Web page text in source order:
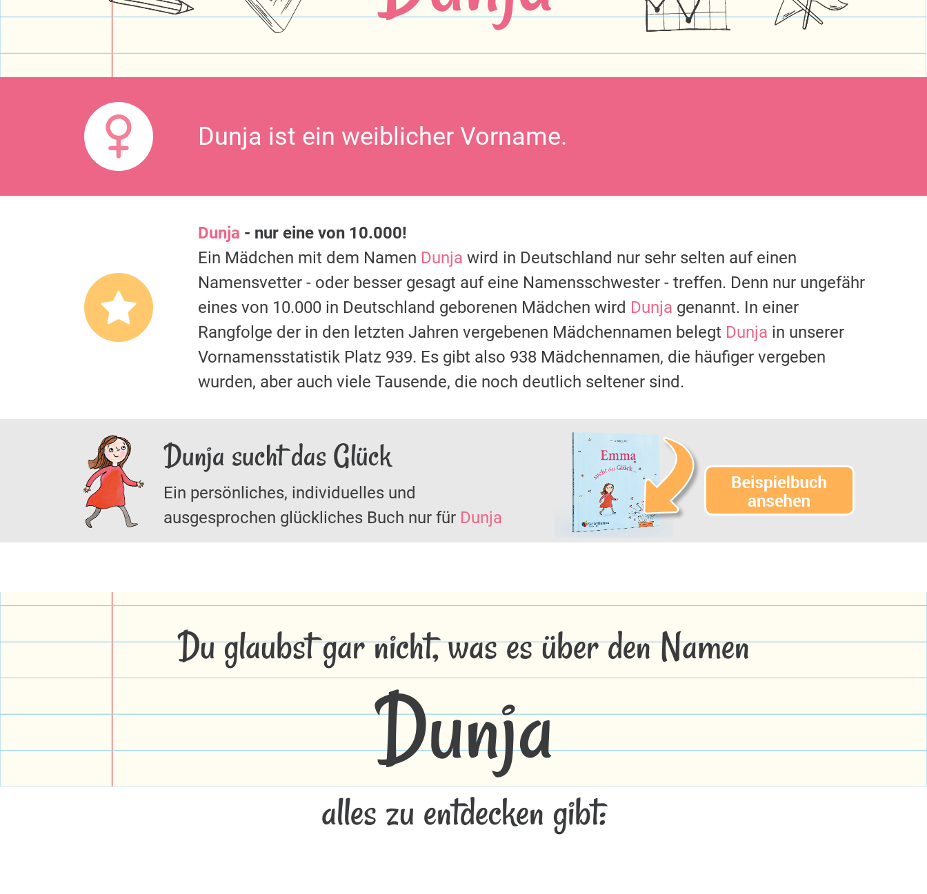
Dunja ist ein weiblicher Vorname.
Dunja - nur eine von 10.000!
Ein Mädchen mit dem Namen Dunja wird in Deutschland nur sehr selten auf einen
Namensvetter - oder besser gesagt auf eine Namensschwester - treffen. Denn nur ungefähr
eines von 10.000 in Deutschland geborenen Mädchen wird Dunja genannt. In einer
Rangfolge der in den letzten Jahren vergebenen Mädchennamen belegt Dunja in unserer
Vornamensstatistik Platz 939. Es gibt also 938 Mädchennamen, die häufiger vergeben
wurden, aber auch viele Tausende, die noch deutlich seltener sind.
Dunja sucht das Glück
Ein persönliches, individuelles und
ausgesprochen glückliches Buch nur für Dunja
Du glaubst gar nicht, was es über den Namen
Dunja
alles zu entdecken gibt: